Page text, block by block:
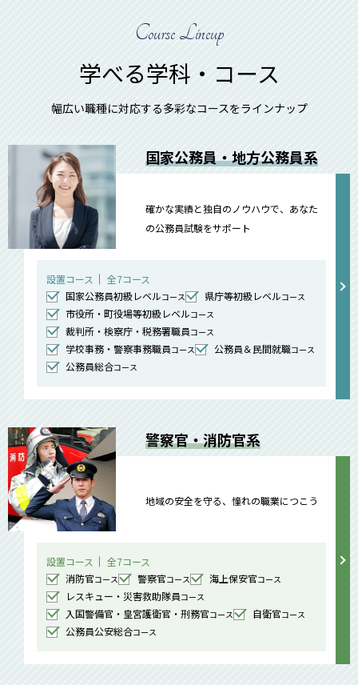
Course Lineup
学べる学科・コース
幅広い職種に対応する多彩なコースをラインナップ
国家公務員・地方公務員系
確かな実績と独自のノウハウで、あなた
の公務員試験をサポート
設置コース
全7コース
国家公務員初級レベルコース 県庁等初級レベルコース
市役所・町役場等初級レベルコース
裁判所・検察庁・税務署職員コース
学校事務・警察事務職員コース 公務員＆民間就職コース
公務員総合コース
警察官・消防官系
地域の安全を守る、憧れの職業につこう
設置コース
全7コース
消防官コース 警察官コース 海上保安官コース
レスキュー・災害救助隊員コース
入国警備官・皇宮護衛官・刑務官コース 自衛官コース
公務員公安総合コース